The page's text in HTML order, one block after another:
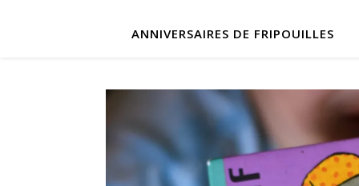
ANNIVERSAIRES DE FRIPOUILLES